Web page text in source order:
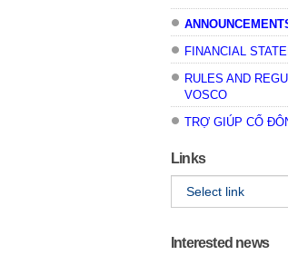
FINANCIAL
RULES AND
VOSCO
TRỢ GIÚP CỔ
Links
Interested news